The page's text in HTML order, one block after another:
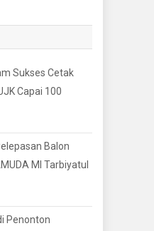
Sukses Cetak
Capai 100
Balon
MI Tarbiyatul
Penonton